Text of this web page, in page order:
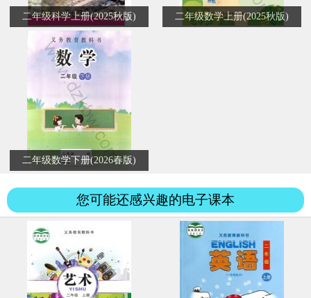
二年级科学上册(2025秋版) 二年级数学上册(2025秋版)
二年级数学下册(2026春版)
您可能还感兴趣的电子课本